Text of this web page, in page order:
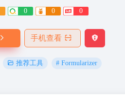
0 0 0
手机查看
推荐工具 # Formularizer